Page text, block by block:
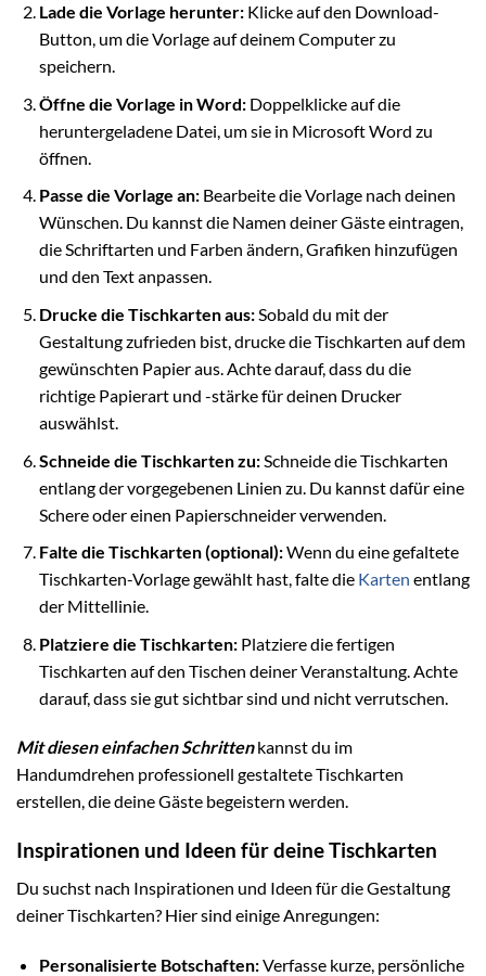
Lade die Vorlage herunter:Klicke auf den Download-
Button, um die Vorlage auf deinem Computer zu
speichern.
Öffne die Vorlage in Word:Doppelklicke auf die
heruntergeladene Datei, um sie in Microsoft Word zu
öffnen.
Passe die Vorlage an:Bearbeite die Vorlage nach deinen
Wünschen. Du kannst die Namen deiner Gäste eintragen,
die Schriftarten und Farben ändern, Grafiken hinzufügen
und den Text anpassen.
Drucke die Tischkarten aus:Sobald du mit der
Gestaltung zufrieden bist, drucke die Tischkarten auf dem
gewünschten Papier aus. Achte darauf, dass du die
richtige Papierart und -stärke für deinen Drucker
auswählst.
Schneide die Tischkarten zu:Schneide die Tischkarten
entlang der vorgegebenen Linien zu. Du kannst dafür eine
Schere oder einen Papierschneider verwenden.
Falte die Tischkarten (optional):Wenn du eine gefaltete
Tischkarten-Vorlage gewählt hast, falte die Karten entlang
der Mittellinie.
Platziere die Tischkarten:Platziere die fertigen
Tischkarten auf den Tischen deiner Veranstaltung. Achte
darauf, dass sie gut sichtbar sind und nicht verrutschen.
Mit diesen einfachen Schrittenkannst du im
Handumdrehen professionell gestaltete Tischkarten
erstellen, die deine Gäste begeistern werden.
Inspirationen und Ideen für deine Tischkarten
Du suchst nach Inspirationen und Ideen für die Gestaltung
deiner Tischkarten? Hier sind einige Anregungen:
Personalisierte Botschaften:Verfasse kurze, persönliche